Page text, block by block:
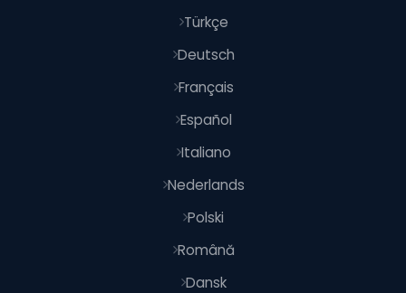
Türkçe
Deutsch
Français
Español
Italiano
Nederlands
Polski
Română
Dansk